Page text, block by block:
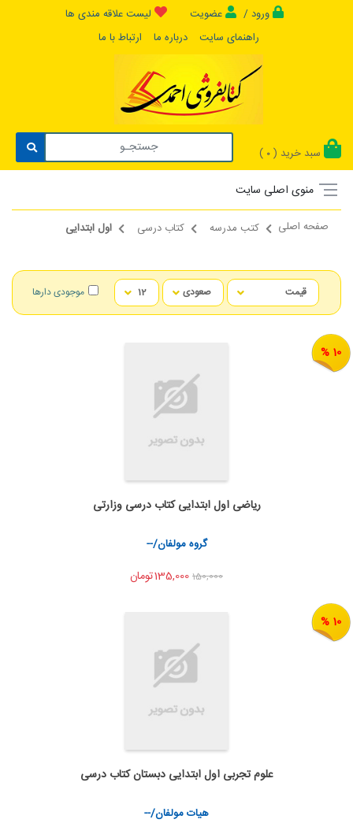
ورود / عضویت
لیست علاقه مندی ها
راهنمای سایت
درباره ما ارتباط با ما
سبد خرید ( 0
)
منوی اصلی سایت
صفحه اصلی کتب مدرسه کتاب درسی اول ابتدایی
موجودی دارها
10 %
اضافه به سبد خرید
اشتراک گذاری
ریاضی اول ابتدایی کتاب درسی وزارتی
گروه مولفان/--
150,000
10 %
اضافه به سبد خرید
اشتراک گذاری
علوم تجربی اول ابتدایی دبستان کتاب درسی
هیات مولفان/--